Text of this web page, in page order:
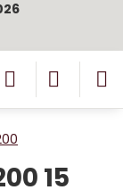
15